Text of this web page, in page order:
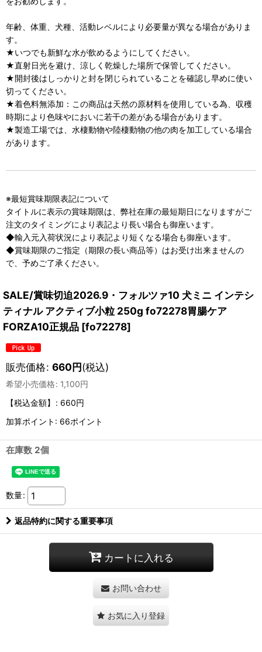
年齢、体重、犬種、活動レベルにより必要量が異なる場合がありま
す。
★いつでも新鮮な水が飲めるようにしてください。
★直射日光を避け、涼しく乾燥した場所で保管してください。
★開封後はしっかりと封を閉じられていることを確認し早めに使い
切ってください。
★着色料無添加：この商品は天然の原材料を使用している為、収穫
時期により色味やにおいに若干の差がある場合があります。
★製造工場では、水棲動物や陸棲動物の他の肉を加工している場合
があります。
※最短賞味期限表記について
タイトルに表示の賞味期限は、弊社在庫の最短期日になりますがご
注文のタイミングにより表記より長い場合も御座います。
◆輸入元入荷状況により表記より短くなる場合も御座います。
◆賞味期限のご指定（期限の長い商品等）はお受け出来ませんの
で、予めご了承ください。
SALE/賞味切迫2026.9・フォルツァ10 犬ミニ インテシ
ティナル アクティブ小粒 250g fo72278胃腸ケア
FORZA10正規品 [fo72278]
販売価格: 660円(税込)
希望小売価格: 1,100円
【税込金額】
: 660円
加算ポイント: 66ポイント
在庫数 2個
数量:
返品特約に関する重要事項
カートに入れる
お問い合わせ
お気に入り登録